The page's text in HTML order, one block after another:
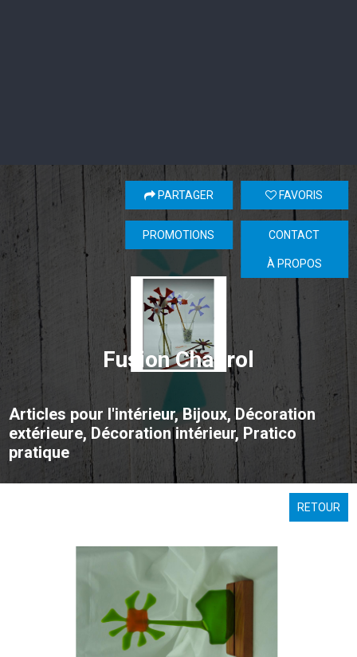
Fusion Chabrol
Articles pour l'intérieur, Bijoux, Décoration
extérieure, Décoration intérieur, Pratico
pratique
FAVORIS
PARTAGER
CONTACT
PROMOTIONS
À PROPOS
RETOUR